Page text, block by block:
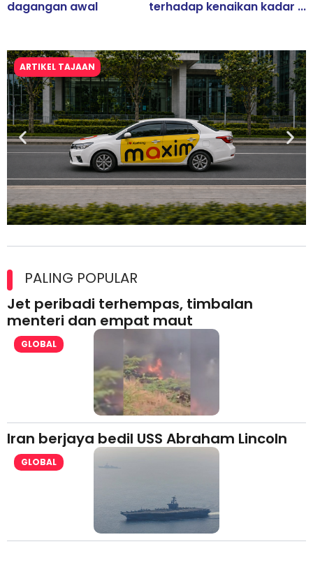
dagangan awal terhadap kenaikan kadar ...
ARTIKEL TAJAAN
lesen separuh pertama 2026
PALING POPULAR
Jet peribadi terhempas, timbalan
menteri dan empat maut
GLOBAL
Iran berjaya bedil USS Abraham Lincoln
GLOBAL